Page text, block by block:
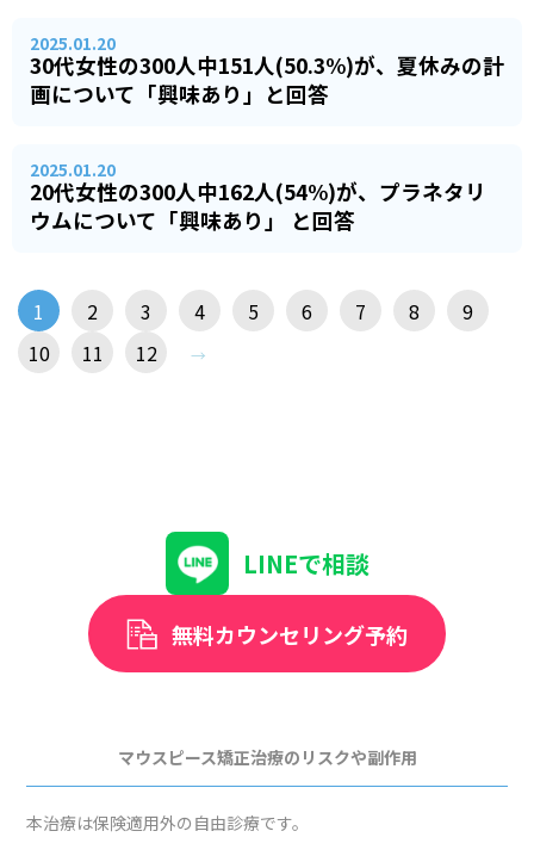
2025.01.20
30代女性の300人中151人(50.3%)が、夏休みの計
画について「興味あり」と回答
2025.01.20
20代女性の300人中162人(54%)が、プラネタリ
ウムについて「興味あり」 と回答
1 2 3 4 5 6 7 8
9
10
11 12
LINEで相談
無料カウンセリング予約
マウスピース矯正治療のリスクや副作用
本治療は保険適用外の自由診療です。